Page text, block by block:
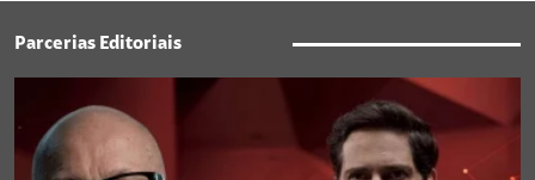
Parcerias Editoriais